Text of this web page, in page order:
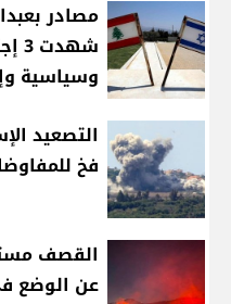
مصادر
وسياسية
التصعيد
فخ
القصف
عن الوضع